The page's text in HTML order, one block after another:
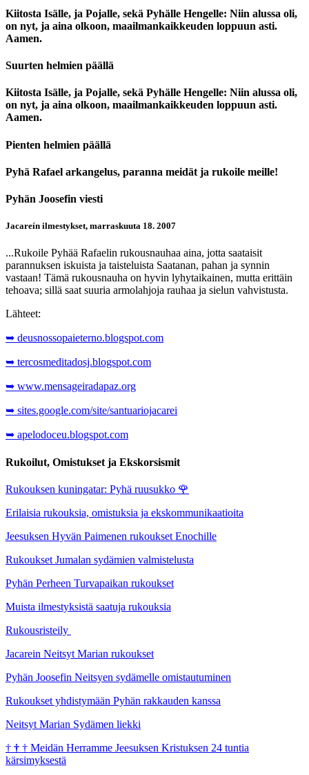
Kiitosta Isälle, ja Pojalle, sekä Pyhälle Hengelle: Niin alussa oli,
on nyt, ja aina olkoon, maailmankaikkeuden loppuun asti.
Aamen.
Suurten helmien päällä
Kiitosta Isälle, ja Pojalle, sekä Pyhälle Hengelle: Niin alussa oli,
on nyt, ja aina olkoon, maailmankaikkeuden loppuun asti.
Aamen.
Pienten helmien päällä
Pyhä Rafael arkangelus, paranna meidät ja rukoile meille!
Pyhän Joosefin viesti
Jacareín ilmestykset, marraskuuta 18. 2007
...Rukoile Pyhää Rafaelin rukousnauhaa aina, jotta saataisit
parannuksen iskuista ja taisteluista Saatanan, pahan ja synnin
vastaan! Tämä rukousnauha on hyvin lyhytaikainen, mutta erittäin
tehoava; sillä saat suuria armolahjoja rauhaa ja sielun vahvistusta.
Lähteet:
➥ deusnossopaieterno.blogspot.com
➥ tercosmeditadosj.blogspot.com
➥ www.mensageiradapaz.org
➥ sites.google.com/site/santuariojacarei
➥ apelodoceu.blogspot.com
Rukoilut, Omistukset ja Ekskorsismit
Rukouksen kuningatar: Pyhä ruusukko 🌹
Erilaisia rukouksia, omistuksia ja ekskommunikaatioita
Jeesuksen Hyvän Paimenen rukoukset Enochille
Rukoukset Jumalan sydämien valmistelusta
Pyhän Perheen Turvapaikan rukoukset
Muista ilmestyksistä saatuja rukouksia
Rukousristeily
Jacarein Neitsyt Marian rukoukset
Pyhän Joosefin Neitsyen sydämelle omistautuminen
Rukoukset yhdistymään Pyhän rakkauden kanssa
Neitsyt Marian Sydämen liekki
† † † Meidän Herramme Jeesuksen Kristuksen 24 tuntia
kärsimyksestä